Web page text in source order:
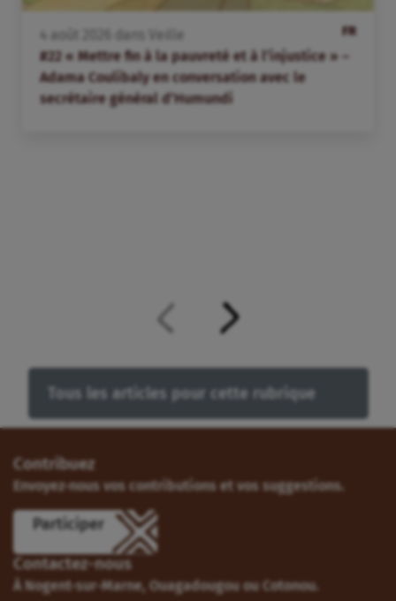
FR
4 août dans
Veille
#22 « Mettre fin à la pauvreté et à l’injustice » –
Adama Coulibaly en conversation avec le
secrétaire général d’Humundi
Tous les articles pour cette rubrique
Contribuez
Envoyez-nous vos contributions et vos suggestions.
Participer
Contactez-nous
À Nogent-sur-Marne, Ouagadougou ou Cotonou.